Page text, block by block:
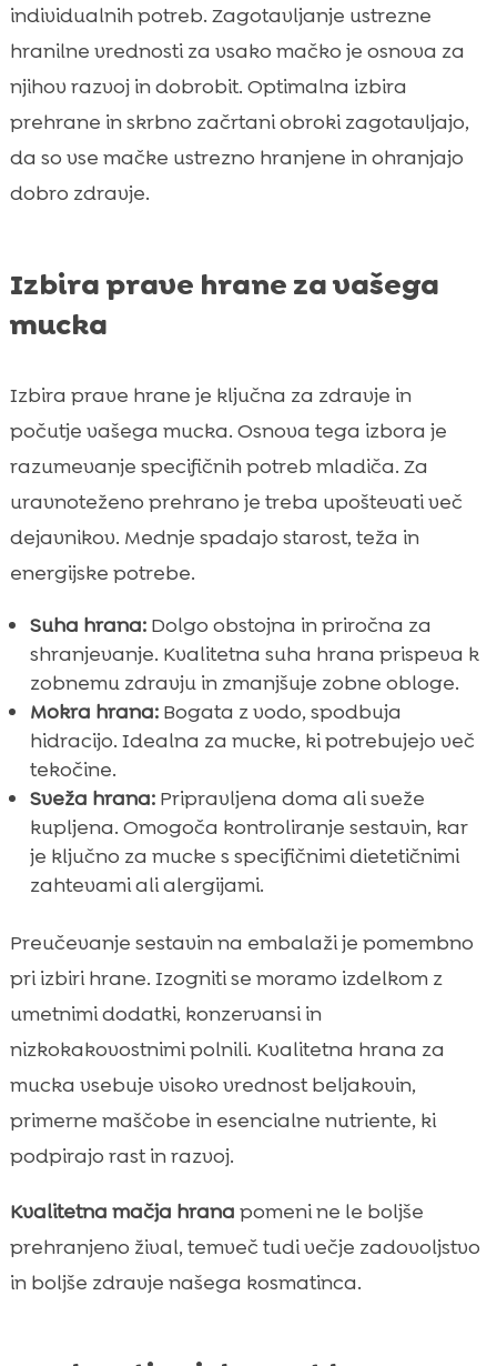
individualnih potreb. Zagotavljanje ustrezne
hranilne vrednosti za vsako mačko je osnova za
njihov razvoj in dobrobit. Optimalna izbira
prehrane in skrbno začrtani obroki zagotavljajo,
da so vse mačke ustrezno hranjene in ohranjajo
dobro zdravje.
Izbira prave hrane za vašega
mucka
Izbira prave hrane je ključna za zdravje in
počutje vašega mucka. Osnova tega izbora je
razumevanje specifičnih potreb mladiča. Za
uravnoteženo prehrano je treba upoštevati več
dejavnikov. Mednje spadajo starost, teža in
energijske potrebe.
Suha hrana:Dolgo obstojna in priročna za
shranjevanje. Kvalitetna suha hrana prispeva k
zobnemu zdravju in zmanjšuje zobne obloge.
Mokra hrana:Bogata z vodo, spodbuja
hidracijo. Idealna za mucke, ki potrebujejo več
tekočine.
Sveža hrana:Pripravljena doma ali sveže
kupljena. Omogoča kontroliranje sestavin, kar
je ključno za mucke s specifičnimi dietetičnimi
zahtevami ali alergijami.
Preučevanje sestavin na embalaži je pomembno
pri izbiri hrane. Izogniti se moramo izdelkom z
umetnimi dodatki, konzervansi in
nizkokakovostnimi polnili. Kvalitetna hrana za
mucka vsebuje visoko vrednost beljakovin,
primerne maščobe in esencialne nutriente, ki
podpirajo rast in razvoj.
Kvalitetna mačja hrana pomeni ne le boljše
prehranjeno žival, temveč tudi večje zadovoljstvo
in boljše zdravje našega kosmatinca.